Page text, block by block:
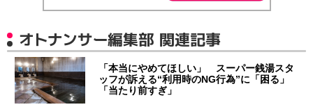
オトナンサー編集部 関連記事
「本当にやめてほしい」 スーパー銭湯スタ
ッフが訴える“利用時のNG行為”に「困る」
「当たり前すぎ」